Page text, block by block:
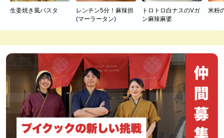
生姜焼き風パスタ
レンチン5分！麻辣担
(マーラータン)
トロトロ白ナスのVガ
ン麻辣麻婆
米粉